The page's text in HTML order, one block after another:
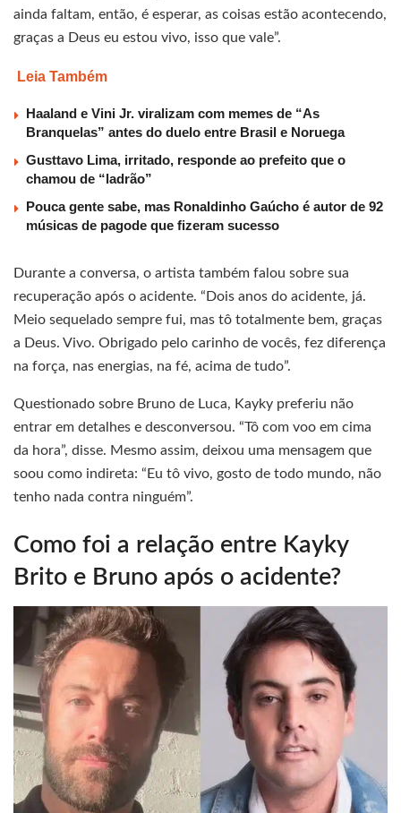
ainda faltam, então, é esperar, as coisas estão acontecendo,
graças a Deus eu estou vivo, isso que vale”.
Leia Também
Haaland e Vini Jr. viralizam com memes de “As
Branquelas” antes do duelo entre Brasil e Noruega
Gusttavo Lima, irritado, responde ao prefeito que o
chamou de “ladrão”
Pouca gente sabe, mas Ronaldinho Gaúcho é autor de 92
músicas de pagode que fizeram sucesso
Durante a conversa, o artista também falou sobre sua
recuperação após o acidente. “Dois anos do acidente, já.
Meio sequelado sempre fui, mas tô totalmente bem, graças
a Deus. Vivo. Obrigado pelo carinho de vocês, fez diferença
na força, nas energias, na fé, acima de tudo”.
Questionado sobre Bruno de Luca, Kayky preferiu não
entrar em detalhes e desconversou. “Tô com voo em cima
da hora”, disse. Mesmo assim, deixou uma mensagem que
soou como indireta: “Eu tô vivo, gosto de todo mundo, não
tenho nada contra ninguém”.
Como foi a relação entre Kayky
Brito e Bruno após o acidente?